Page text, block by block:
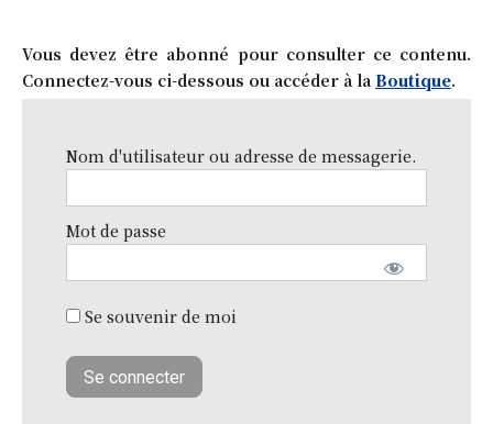
Vous devez être abonné pour consulter ce contenu.
Connectez-vous ci-dessous ou accéder à la Boutique.
Nom d'utilisateur ou adresse de messagerie.
Mot de passe
Se souvenir de moi